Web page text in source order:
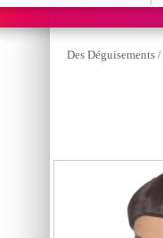
Des Déguisements /